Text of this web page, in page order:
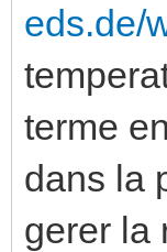
eds.de/
terme
dans la
gerer la